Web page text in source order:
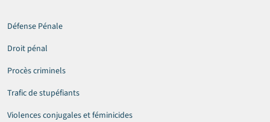
Défense Pénale
Droit pénal
Procès criminels
Trafic de stupéfiants
Violences conjugales et féminicides